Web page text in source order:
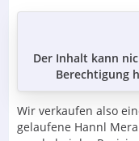
Der Inhalt kann
Berechtigung
Wir verkaufen also
gelaufene Hannl